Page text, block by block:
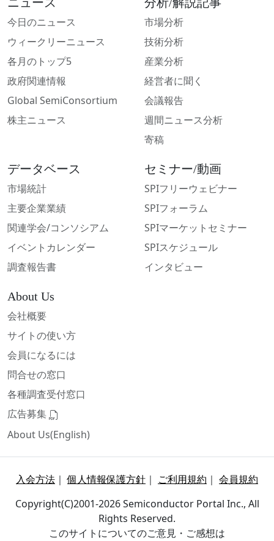
今日のニュース
ウィークリーニュース
各月のトップ5
政府関連情報
Global SemiConsortium
株主ニュース
市場分析
技術分析
産業分析
経営者に聞く
会議報告
週間ニュース分析
寄稿
データベース
市場統計
主要企業業績
関連学会/コンソシアム
イベントカレンダー
調査報告書
セミナー/動画
SPIフリーウェビナー
SPIフォーラム
SPIマーケットセミナー
SPIスケジュール
インタビュー
About Us
会社概要
サイトの使い方
会員になるには
問合せの窓口
各種調査受付窓口
広告募集
About Us(English)
入会方法 ｜個人情報保護方針 ｜ ご利用規約 ｜ 会員規約
Copyright(C)2001-2026 Semiconductor Portal Inc., All
Rights Reserved.
このサイトについてのご意見・ご感想は